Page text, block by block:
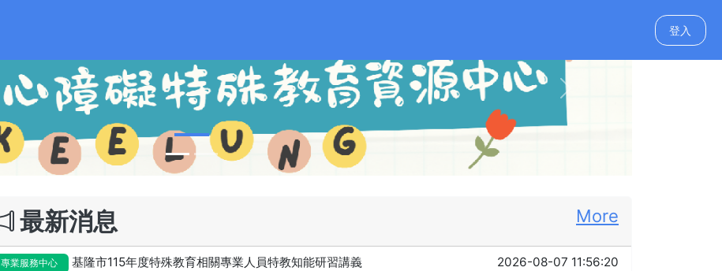
登入
Next
More
最新消息
專業服務中心 基隆市115年度特殊教育相關專業人員特教知能研習講義 2026-08-07 11:56:20